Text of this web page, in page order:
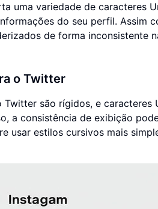
uma variedade de caracteres
do seu perfil. Assim
de forma inconsistente
o Twitter
Twitter são rígidos, e
a consistência de exibição
usar estilos cursivos mais